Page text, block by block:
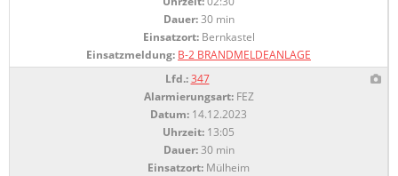
Dauer:30 min
Einsatzort:Bernkastel
Einsatzmeldung: B-2 BRANDMELDEANLAGE
Lfd.: 347
Alarmierungsart:FEZ
Datum: 14.12.2023
Uhrzeit: 13:05
Dauer:30 min
Einsatzort: Mülheim